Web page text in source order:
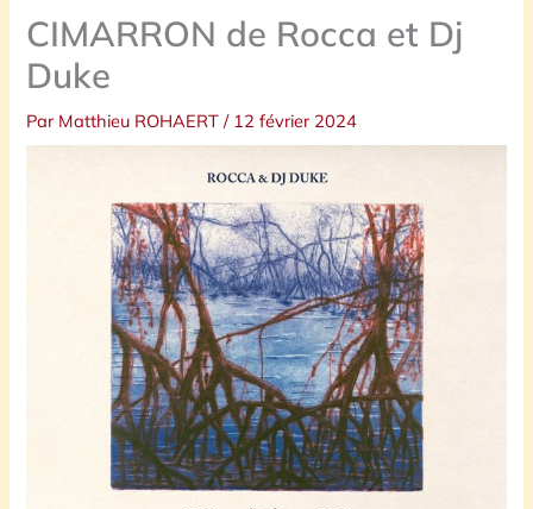
CIMARRON de Rocca et Dj
Duke
Par Matthieu ROHAERT/ 12 février 2024